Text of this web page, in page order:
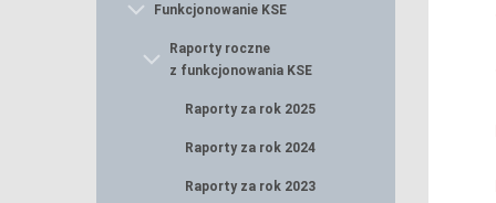
Funkcjonowanie KSE
Raporty roczne
z funkcjonowania KSE
Raporty za rok 2025
Raporty za rok 2024
Raporty za rok 2023